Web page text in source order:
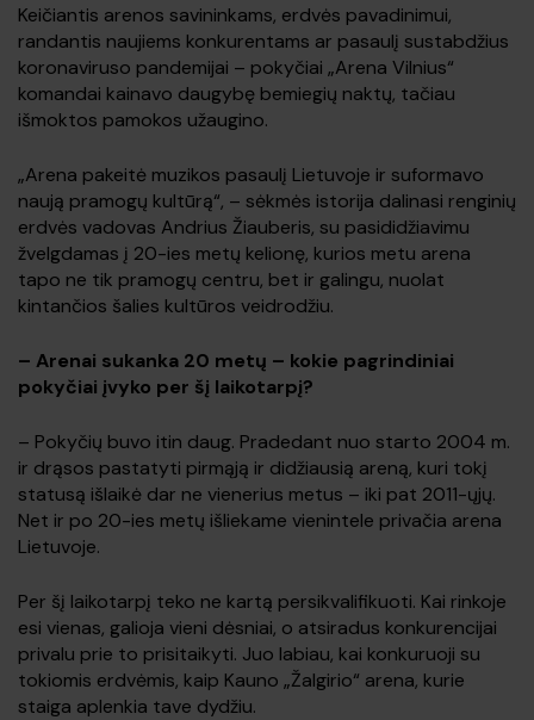
Keičiantis arenos savininkams, erdvės pavadinimui,
randantis naujiems konkurentams ar pasaulį sustabdžius
koronaviruso pandemijai – pokyčiai „Arena Vilnius“
komandai kainavo daugybę bemiegių naktų, tačiau
išmoktos pamokos užaugino.
„Arena pakeitė muzikos pasaulį Lietuvoje ir suformavo
naują pramogų kultūrą“, – sėkmės istorija dalinasi renginių
erdvės vadovas Andrius Žiauberis, su pasididžiavimu
žvelgdamas į 20-ies metų kelionę, kurios metu arena
tapo ne tik pramogų centru, bet ir galingu, nuolat
kintančios šalies kultūros veidrodžiu.
– Arenai sukanka 20 metų – kokie pagrindiniai
pokyčiai įvyko per šį laikotarpį?
– Pokyčių buvo itin daug. Pradedant nuo starto 2004 m.
ir drąsos pastatyti pirmąją ir didžiausią areną, kuri tokį
statusą išlaikė dar ne vienerius metus – iki pat 2011-ųjų.
Net ir po 20-ies metų išliekame vienintele privačia arena
Lietuvoje.
Per šį laikotarpį teko ne kartą persikvalifikuoti. Kai rinkoje
esi vienas, galioja vieni dėsniai, o atsiradus konkurencijai
privalu prie to prisitaikyti. Juo labiau, kai konkuruoji su
tokiomis erdvėmis, kaip Kauno „Žalgirio“ arena, kurie
staiga aplenkia tave dydžiu.